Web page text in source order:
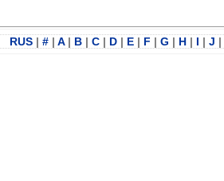
RUS | # | A | B | C | D | E | F | G | H | I | J |